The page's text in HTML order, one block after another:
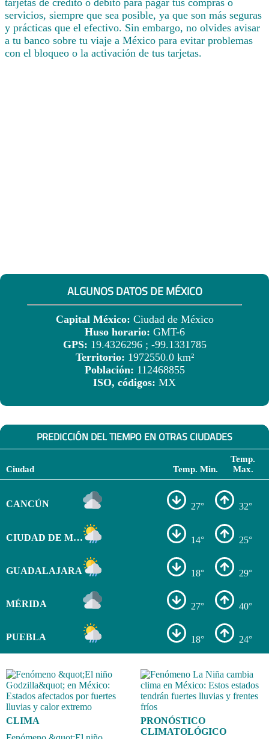
tarjetas de crédito o débito para pagar tus compras o
servicios, siempre que sea posible, ya que son más seguras
y prácticas que el efectivo. Sin embargo, no olvides avisar
a tu banco sobre tu viaje a México para evitar problemas
con el bloqueo o la activación de tus tarjetas.
ALGUNOS DATOS DE MÉXICO
Capital México: Ciudad de México
Huso horario: GMT-6
GPS: 19.4326296 ; -99.1331785
Territorio: 1972550.0 km²
Población: 112468855
ISO, códigos: MX
PREDICCIÓN DEL TIEMPO EN OTRAS CIUDADES
Ciudad Temp. Min.
Temp.
Max.
CANCÚN 27° 32°
CIUDAD DE MÉXICO 14° 25°
GUADALAJARA 18° 29°
MÉRIDA 27° 40°
PUEBLA 18° 24°
CLIMA
PRONÓSTICO
CLIMATOLÓGICO